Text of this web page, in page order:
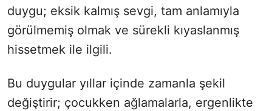
duygu; eksik kalmış sevgi, tam anlamıyla
görülmemiş olmak ve sürekli kıyaslanmış
hissetmek ile ilgili.
Bu duygular yıllar içinde zamanla şekil
değiştirir; çocukken ağlamalarla, ergenlikte